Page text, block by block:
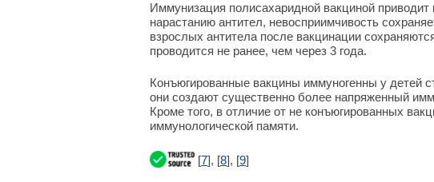
Иммунизация полисахаридной вакциной
нарастанию антител, невосприимчивость
взрослых антитела после вакцинации
проводится не ранее, чем через 3 года.
Конъюгированные вакцины иммуногенны у детей
они создают существенно более напряженный
Кроме того, в отличие от не конъюгированных
иммунологической памяти.
[7], [8], [9]